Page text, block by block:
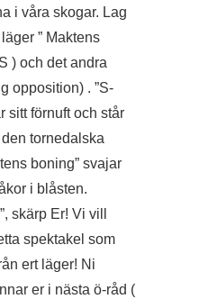
i våra skogar. Lag
” Maktens
) och det andra
opposition) . ”S-
sitt förnuft och står
tornedalska
boning” svajar
i blåsten.
skärp Er! Vi vill
spektakel som
ert läger! Ni
er i nästa ö-råd (